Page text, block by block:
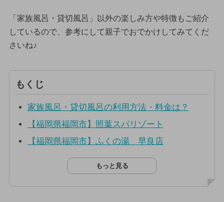
「家族風呂・貸切風呂」以外の楽しみ方や特徴もご紹介
しているので、参考にして親子でおでかけしてみてくだ
さいね♪
もくじ
家族風呂・貸切風呂の利用方法・料金は？
【福岡県福岡市】照葉スパリゾート
【福岡県福岡市】ふくの湯 早良店
もっと見る